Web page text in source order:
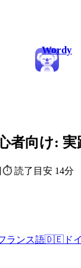
Wordy
者向け:
⏱ 読了目安 14分
ランス語🇩🇪 ド